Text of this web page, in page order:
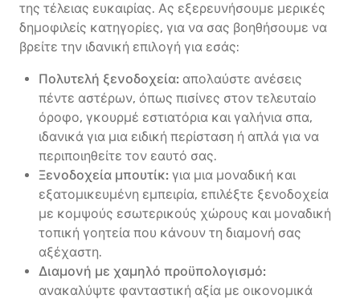
της τέλειας ευκαιρίας. Ας εξερευνήσουμε μερικές
δημοφιλείς κατηγορίες, για να σας βοηθήσουμε να
βρείτε την ιδανική επιλογή για εσάς:
Πολυτελή ξενοδοχεία: απολαύστε ανέσεις
πέντε αστέρων, όπως πισίνες στον τελευταίο
όροφο, γκουρμέ εστιατόρια και γαλήνια σπα,
ιδανικά για μια ειδική περίσταση ή απλά για να
περιποιηθείτε τον εαυτό σας.
Ξενοδοχεία μπουτίκ: για μια μοναδική και
εξατομικευμένη εμπειρία, επιλέξτε ξενοδοχεία
με κομψούς εσωτερικούς χώρους και μοναδική
τοπική γοητεία που κάνουν τη διαμονή σας
αξέχαστη.
Διαμονή με χαμηλό προϋπολογισμό:
ανακαλύψτε φανταστική αξία με οικονομικά